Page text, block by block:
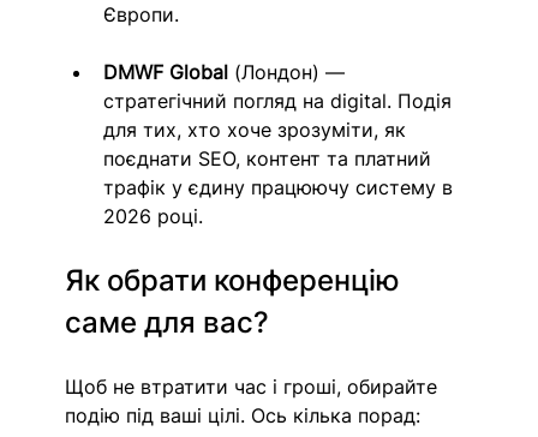
Європи.
DMWF Global (Лондон) —
стратегічний погляд на digital. Подія
для тих, хто хоче зрозуміти, як
поєднати SEO, контент та платний
трафік у єдину працюючу систему в
2026 році.
Як обрати конференцію
саме для вас?
Щоб не втратити час і гроші, обирайте
подію під ваші цілі. Ось кілька порад: